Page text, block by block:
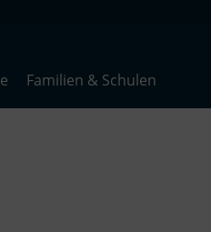
Familien & Schulen